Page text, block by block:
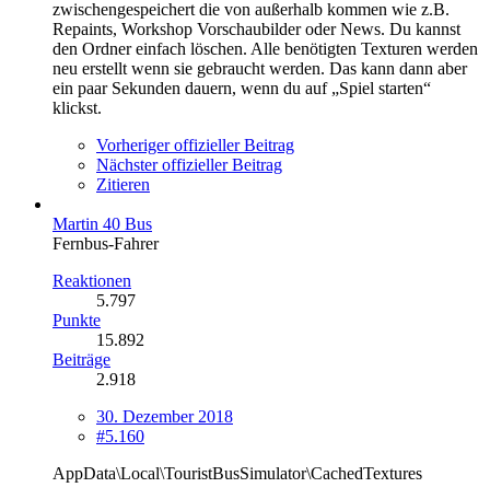
zwischengespeichert die von außerhalb kommen wie z.B.
Repaints, Workshop Vorschaubilder oder News. Du kannst
den Ordner einfach löschen. Alle benötigten Texturen werden
neu erstellt wenn sie gebraucht werden. Das kann dann aber
ein paar Sekunden dauern, wenn du auf „Spiel starten“
klickst.
Vorheriger offizieller Beitrag
Nächster offizieller Beitrag
Zitieren
Martin 40 Bus
Fernbus-Fahrer
Reaktionen
5.797
Punkte
15.892
Beiträge
2.918
30. Dezember 2018
#5.160
AppData\Local\TouristBusSimulator\CachedTextures